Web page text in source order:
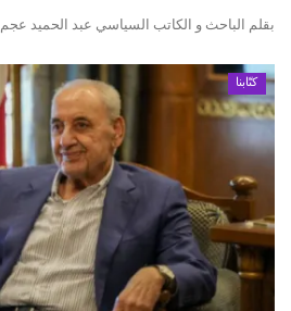
بقلم الباحث و الكاتب السياسي عبد الحميد عجم
كتّابنا